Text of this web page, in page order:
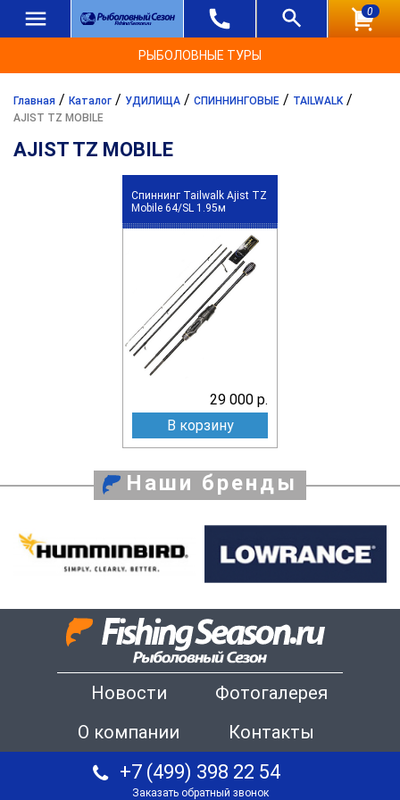
0
РЫБОЛОВНЫЕ ТУРЫ
Главная / Каталог / УДИЛИЩА / СПИННИНГОВЫЕ / TAILWALK/
AJIST TZ MOBILE
AJIST TZ MOBILE
Спиннинг Tailwalk Ajist TZ
Mobile 64/SL 1.95м
29 000 р.
В корзину
Наши бренды
Новости
Фотогалерея
О компании
Контакты
+7 (499) 398 22 54
Заказать обратный звонок